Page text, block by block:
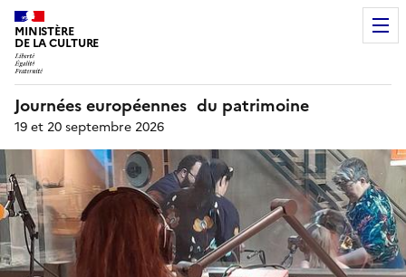
MINISTÈRE
DE LA CULTURE
Journées européennes du patrimoine
19 et 20 septembre 2026